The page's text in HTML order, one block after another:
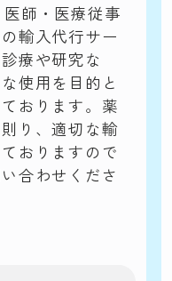
師・医療従事
輸入代行サー
療や研究な
使用を目的と
おります。薬
り、適切な輸
おりますので
合わせくださ